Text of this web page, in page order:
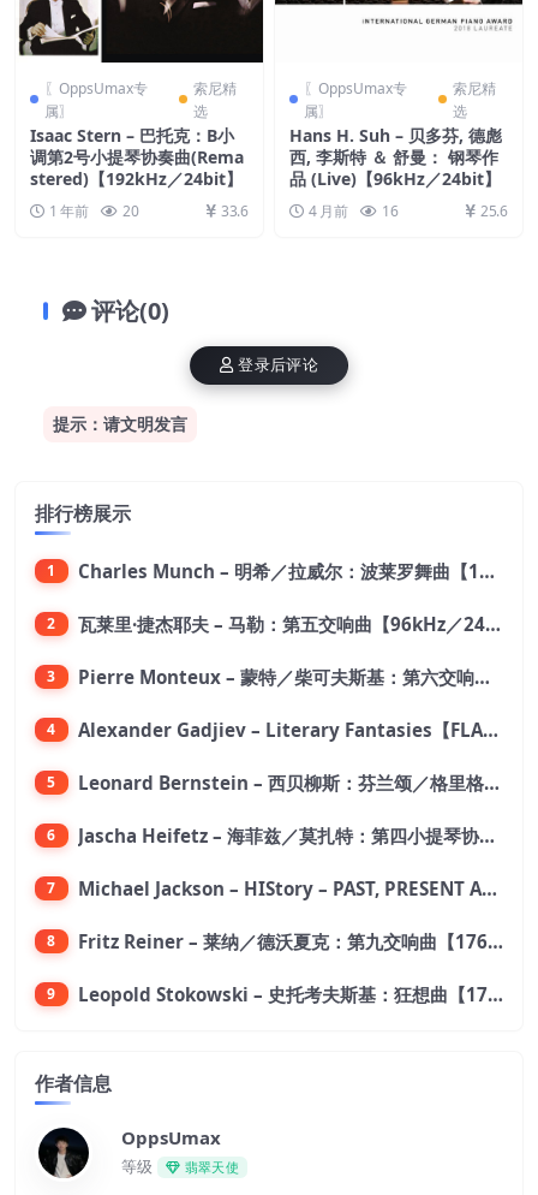
〖OppsUmax专
属〗
索尼精
选
Isaac Stern – 巴托克：B小
调第2号小提琴协奏曲(Rema
stered)【192kHz／24bit】
1 年前 20 33.6
〖OppsUmax专
属〗
索尼精
选
Hans H. Suh – 贝多芬, 德彪
西, 李斯特 ＆ 舒曼： 钢琴作
品 (Live)【96kHz／24bit】
4 月前 16 25.6
评论(0)
提示：请文明发言
登录后评论
排行榜展示
1 Charles Munch – 明希／拉威尔：波莱罗舞曲【176.4kHz／24bit】
2 瓦莱里·捷杰耶夫 – 马勒：第五交响曲【96kHz／24bit】
3 Pierre Monteux – 蒙特／柴可夫斯基：第六交响曲【176.4kHz／24bit】
4 Alexander Gadjiev – Literary Fantasies【FLAC 192】
5 Leonard Bernstein – 西贝柳斯：芬兰颂／格里格：培尔·金特组曲【44.1kHz／24bit】
6 Jascha Heifetz – 海菲兹／莫扎特：第四小提琴协奏曲，第五小提琴协奏曲《土耳其》／维瓦尔第：小提琴与大提琴协奏曲，RV 547【192kHz／24bit】
7 Michael Jackson – HIStory – PAST, PRESENT AND FUTURE – BOOK I【96kHz／24bit】
8 Fritz Reiner – 莱纳／德沃夏克：第九交响曲【176.4kHz／24bit】
9 Leopold Stokowski – 史托考夫斯基：狂想曲【176.4kHz／24bit】
作者信息
OppsUmax
等级 翡翠天使